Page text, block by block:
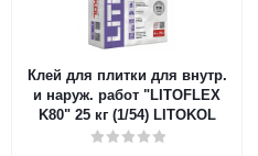
Клей для плитки для внутр.
и наруж. работ "LITOFLEX
K80" 25 кг (1/54) LITOKOL